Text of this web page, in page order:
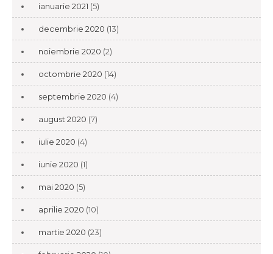
ianuarie 2021 (5)
decembrie 2020 (13)
noiembrie 2020 (2)
octombrie 2020 (14)
septembrie 2020 (4)
august 2020 (7)
iulie 2020 (4)
iunie 2020 (1)
mai 2020 (5)
aprilie 2020 (10)
martie 2020 (23)